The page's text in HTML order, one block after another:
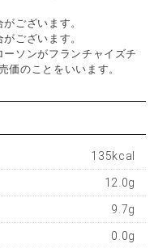
ございます。
ございます。
ソンがフランチャイズチ
価のことをいいます。
135kcal
12.0g
9.7g
0.0g